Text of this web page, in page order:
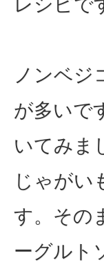
ノンベジ
が多いで
いてみま
じゃがい
す。その
ーグルト